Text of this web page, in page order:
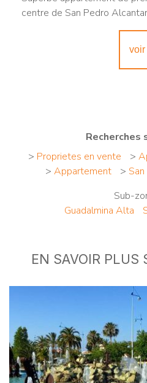
centre de San Pedro
voir
Recherches
> Proprietes en vente >
> Appartement >
Sub-
Guadalmina Alta
EN SAVOIR PLUS